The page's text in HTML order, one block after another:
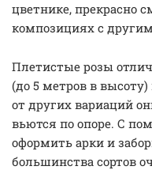
цветнике, прекрасно
композициях с
Плетистые розы
(до 5 метров в
от других вариаций
вьются по опоре. С
оформить арки и
большинства сортов